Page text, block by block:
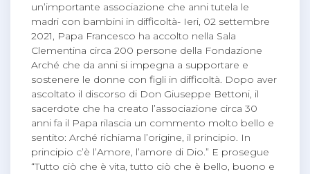
un’importante associazione che anni tutela le
madri con bambini in difficoltà- Ieri, 02 settembre
2021, Papa Francesco ha accolto nella Sala
Clementina circa 200 persone della Fondazione
Arché che da anni si impegna a supportare e
sostenere le donne con figli in difficoltà. Dopo aver
ascoltato il discorso di Don Giuseppe Bettoni, il
sacerdote che ha creato l’associazione circa 30
anni fa il Papa rilascia un commento molto bello e
sentito: Arché richiama l’origine, il principio. In
principio c’è l’Amore, l’amore di Dio.” E prosegue
“Tutto ciò che è vita, tutto ciò che è bello, buono e